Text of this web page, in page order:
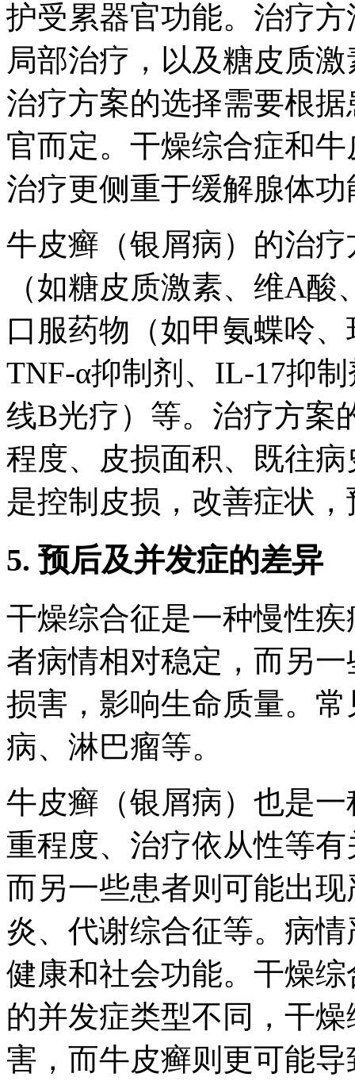
护受累器官功能。治疗
局部治疗，以及糖皮质
治疗方案的选择需要根
官而定。干燥综合症和
治疗更侧重于缓解腺体
牛皮癣（银屑病）的治
（如糖皮质激素、维A
口服药物（如甲氨蝶呤
TNF-α抑制剂、IL-17抑
线B光疗）等。治疗方案
程度、皮损面积、既往
是控制皮损，改善症状
5. 预后及并发症的差异
干燥综合征是一种慢性
者病情相对稳定，而另
损害，影响生命质量。
病、淋巴瘤等。
牛皮癣（银屑病）也是
重程度、治疗依从性等
而另一些患者则可能出
炎、代谢综合征等。病
健康和社会功能。干燥
的并发症类型不同，干
害，而牛皮癣则更可能